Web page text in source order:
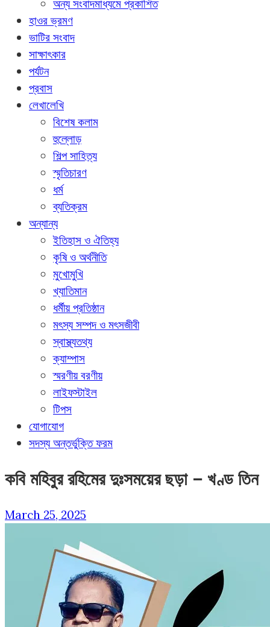
অন্য সংবাদমাধ্যমে প্রকাশিত
হাওর ভ্রমণ
ভাটির সংবাদ
সাক্ষাৎকার
পর্যটন
প্রবাস
লেখালেখি
বিশেষ কলাম
হুল্লোড়
শিল্প সাহিত্য
স্মৃতিচারণ
ধর্ম
ব্যতিক্রম
অন্যান্য
ইতিহাস ও ঐতিহ্য
কৃষি ও অর্থনীতি
মুখোমুখি
খ্যাতিমান
ধর্মীয় প্রতিষ্ঠান
মৎস্য সম্পদ ও মৎসজীবী
স্বাস্থ্যতথ্য
ক্যাম্পাস
স্মরণীয় বরণীয়
লাইফস্টাইল
টিপস
যোগাযোগ
সদস্য অন্তর্ভুক্তি ফরম
কবি মহিবুর রহিমের দুঃসময়ের ছড়া – খণ্ড তিন
March 25, 2025